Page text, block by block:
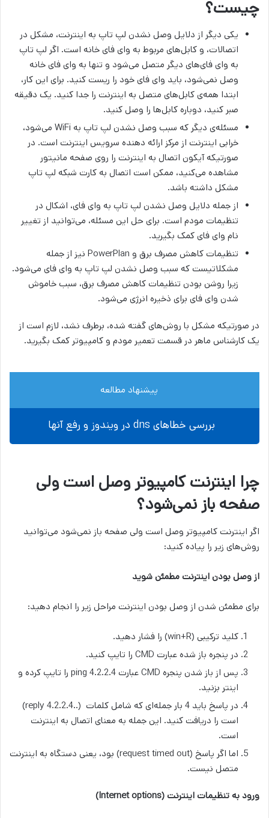
چیست؟
یکی دیگر از دلایل وصل نشدن لپ تاپ به اینترنت، مشکل در
اتصالات، و کابل‌های مربوط به وای فای خانه است. اگر لپ تاپ
به وای فای‌های دیگر متصل می‌شود و تنها به وای فای خانه
وصل نمی‌شود، باید وای فای خود را ریست کنید. برای این کار،
ابتدا همه‌ی کابل‌های متصل به اینترنت را جدا کنید. یک دقیقه
صبر کنید، دوباره کابل‌ها را وصل کنید.
مسئله‌ی دیگر که سبب وصل نشدن لپ تاپ به WiFi می‌شود،
خرابی اینترنت از مرکز ارائه دهنده سرویس اینترنت است. در
صورتیکه آیکون اتصال به اینترنت را روی صفحه‌ مانیتور
مشاهده می‌کنید، ممکن است اتصال به کارت شبکه لپ تاپ
مشکل داشته باشد.
از جمله دلایل وصل نشدن لپ تاپ به وای فای، اشکال در
تنظیمات مودم است. برای حل این مسئله، می‌توانید از تغییر
نام وای فای کمک بگیرید.
تنظیمات کاهش مصرف برق و PowerPlan نیز از جمله
مشکلاتیست که سبب وصل نشدن لپ تاپ به وای فای می‌شود.
زیرا روشن بودن تنظیمات کاهش مصرف برق، سبب خاموش
شدن وای فای برای ذخیره انرژی می‌شود.
در صورتیکه مشکل با روش‌های گفته شده، برطرف نشد، لازم است از
یک کارشناس ماهر در قسمت تعمیر مودم و کامپیوتر کمک بگیرید.
پیشنهاد مطالعه
بررسی خطاهای dns در ویندوز و رفع آنها
چرا اینترنت کامپیوتر وصل است ولی
صفحه باز نمی‌شود؟
اگر اینترنت کامپیوتر وصل است ولی صفحه باز نمی‌شود می‌توانید
روش‌های زیر را پیاده کنید:
از وصل بودن اینترنت مطمئن شوید
برای مطمئن شدن از وصل بودن اینترنت مراحل زیر را انجام دهید:
کلید ترکیبی (win+R) را فشار دهید.
در پنجره باز شده عبارت CMD را تایپ کنید.
پس از باز شدن پنجره CMD عبارت ping 4.2.2.4 را تایپ کرده و
اینتر بزنید.
در پاسخ باید 4 بار جمله‌ای که شامل کلمات (..reply 4.2.2.4)
است را دریافت کنید. این جمله به معنای اتصال به اینترنت
است.
اما اگر پاسخ (request timed out) بود، یعنی دستگاه به اینترنت
متصل نیست.
ورود به تنظیمات اینترنت (Internet options)